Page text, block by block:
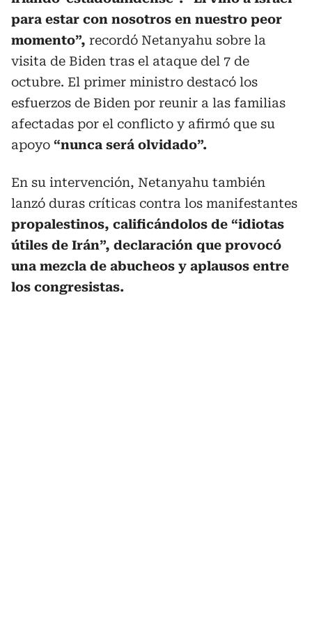
para estar con nosotros en nuestro peor
momento”, recordó Netanyahu sobre la
visita de Biden tras el ataque del 7 de
octubre. El primer ministro destacó los
esfuerzos de Biden por reunir a las familias
afectadas por el conflicto y afirmó que su
apoyo “nunca será olvidado”.
En su intervención, Netanyahu también
lanzó duras críticas contra los manifestantes
propalestinos, calificándolos de “idiotas
útiles de Irán”, declaración que provocó
una mezcla de abucheos y aplausos entre
los congresistas.